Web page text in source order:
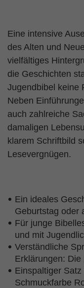
Eine intensive
des Alten und
vielfältiges
die Geschichten
Jugendbibel keine
Neben
auch zahlreiche
damaligen
klarem Schriftbild
Lesevergnügen.
Ein ideales
Geburtstag oder
Für junge
und mit
Verständliche
Erklärungen: Die
Einspaltiger
Schmuckfarbe